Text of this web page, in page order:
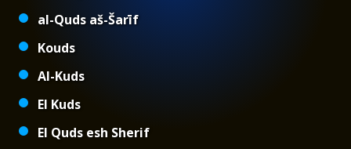
al-Quds aš-Šarīf
Kouds
Al-Kuds
El Kuds
El Quds esh Sherif